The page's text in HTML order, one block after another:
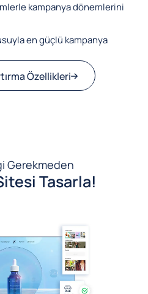
kampanya dönemlerini
en güçlü kampanya
Özellikleri
Gerekmeden
Tasarla!